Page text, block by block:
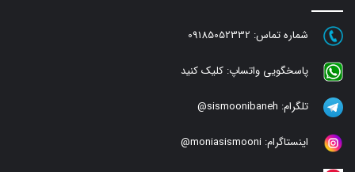
شماره تماس: 09185052332
پاسخگویی واتساپ: کلیک کنید
تلگرام: sismoonibaneh@
اینستاگرام: moniasismooni@